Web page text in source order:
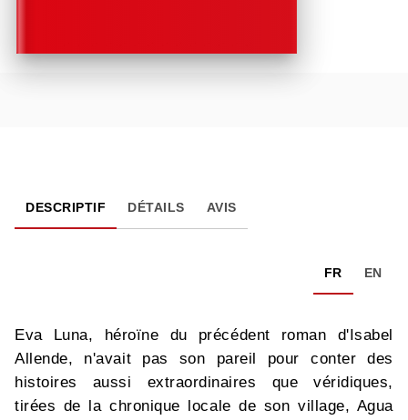
DESCRIPTIF DÉTAILS AVIS
FR EN
Eva Luna, héroïne du précédent roman d'Isabel
Allende, n'avait pas son pareil pour conter des
histoires aussi extraordinaires que véridiques,
tirées de la chronique locale de son village, Agua